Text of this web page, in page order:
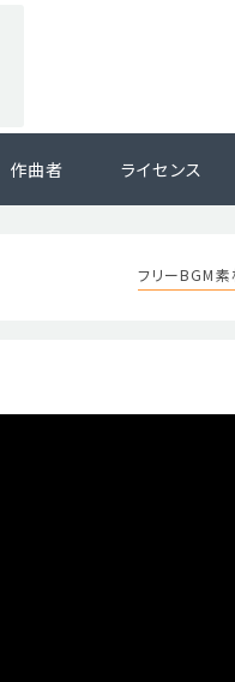
作曲者 ライセンス
フリーBGM